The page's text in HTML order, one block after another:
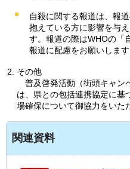
自殺に関する報道は、報
抱えている方に影響を与
す。報道の際はWHOの「
報道に配慮をお願いします
その他
普及啓発活動（街頭キャン
は、県との包括連携協定に基
場確保について御協力をいた
関連資料